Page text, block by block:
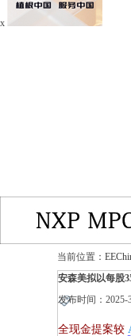
x
当前位置：
安森美拟以每股
发布时间：
全现金提案较